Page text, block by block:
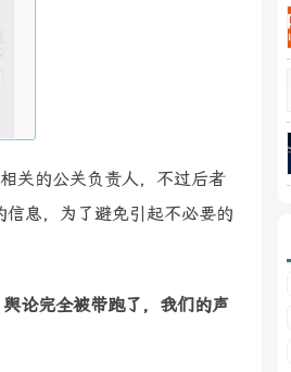
关的公关负责人，不过后者
息，为了避免引起不必要的
论完全被带跑了，我们的声